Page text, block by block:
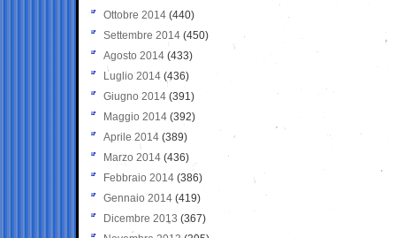
Ottobre 2014 (440)
Settembre 2014 (450)
Agosto 2014 (433)
Luglio 2014 (436)
Giugno 2014 (391)
Maggio 2014 (392)
Aprile 2014 (389)
Marzo 2014 (436)
Febbraio 2014 (386)
Gennaio 2014 (419)
Dicembre 2013 (367)